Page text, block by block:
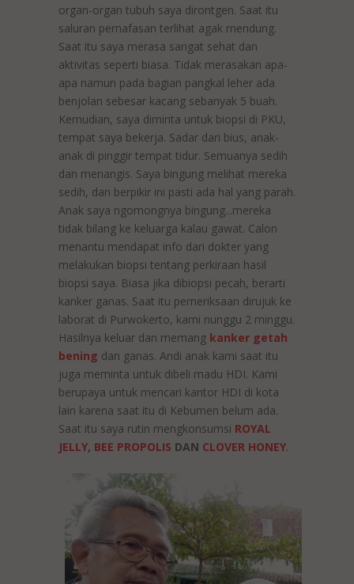
organ-organ tubuh saya dirontgen. Saat itu
saluran pernafasan terlihat agak mendung.
Saat itu saya merasa sangat sehat dan
aktivitas seperti biasa. Tidak merasakan apa-
apa namun pada bagian pangkal leher ada
benjolan sebesar kacang sebanyak 5 buah.
Kemudian, saya diminta untuk biopsi di PKU,
tempat saya bekerja. Sadar dari bius, anak-
anak di pinggir tempat tidur. Semuanya sedih
dan menangis. Saya bingung melihat mereka
sedih, dan berpikir ini pasti ada hal yang parah.
Anak saya ngomongnya bingung...mereka
tidak bilang ke keluarga kalau gawat. Calon
menantu mendapat info dari dokter yang
melakukan biopsi tentang perkiraan hasil
biopsi saya. Biasa jika dibiopsi pecah, berarti
kanker ganas. Saat itu pemeriksaan dirujuk ke
laborat di Purwokerto, kami nunggu 2 minggu.
Hasilnya keluar dan memang kanker getah
bening dan ganas. Andi anak kami saat itu
juga meminta untuk dibeli madu HDI. Kami
berupaya untuk mencari kantor HDI di kota
lain karena saat itu di Kebumen belum ada.
Saat itu saya rutin mengkonsumsi ROYAL
JELLY, BEE PROPOLIS DAN CLOVER HONEY.